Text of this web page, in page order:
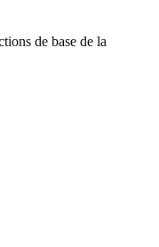
de base de la